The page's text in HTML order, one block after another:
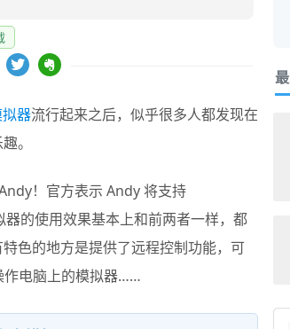
器流行起来之后，似乎很多人都发现在
。
！官方表示 Andy 将支持
的使用效果基本上和前两者一样，都
色的地方是提供了远程控制功能，可
作电脑上的模拟器……